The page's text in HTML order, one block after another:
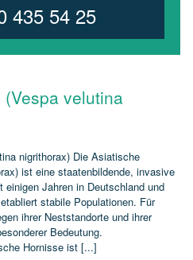
435 54 25
velutina
nigrithorax) Die Asiatische
ist eine staatenbildende, invasive
Jahren in Deutschland und
stabile Populationen. Für
ihrer Neststandorte und ihrer
Bedeutung.
Hornisse ist [...]